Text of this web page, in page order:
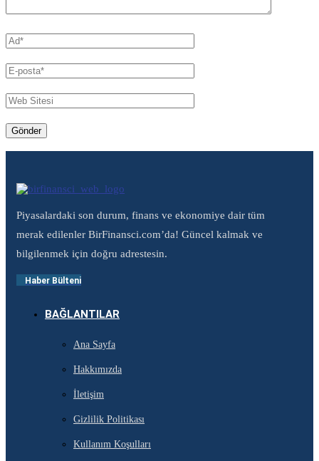
Piyasalardaki son durum, finans ve ekonomiye dair tüm
merak edilenler BirFinansci.com’da! Güncel kalmak ve
bilgilenmek için doğru adrestesin.
Haber Bülteni
BAĞLANTILAR
Ana Sayfa
Hakkımızda
İletişim
Gizlilik Politikası
Kullanım Koşulları